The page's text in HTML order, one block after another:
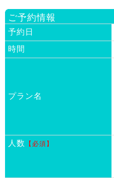
ご予約情報
予約日
時間
プラン名
人数 【必須】